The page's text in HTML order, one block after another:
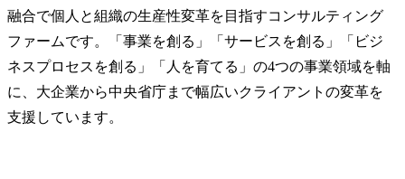
融合で個人と組織の生産性変革を目指すコンサルティング
ファームです。「事業を創る」「サービスを創る」「ビジ
ネスプロセスを創る」「人を育てる」の4つの事業領域を軸
に、大企業から中央省庁まで幅広いクライアントの変革を
支援しています。